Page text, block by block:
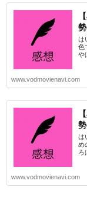
は
色
や
www.vodmovienavi.com
は
め
ろ
www.vodmovienavi.com